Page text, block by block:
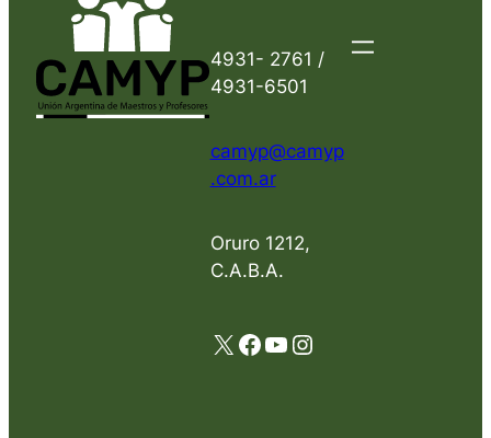
4931- 2761 /
4931-6501
camyp@camyp
.com.ar
Oruro 1212,
C.A.B.A.
X Facebook YouTube Instagram